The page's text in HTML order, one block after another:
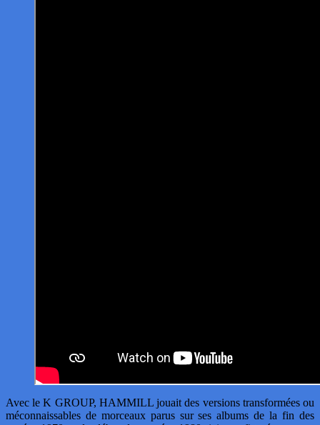
Avec le K GROUP, HAMMILL jouait des versions transformées ou
méconnaissables de morceaux parus sur ses albums de la fin des